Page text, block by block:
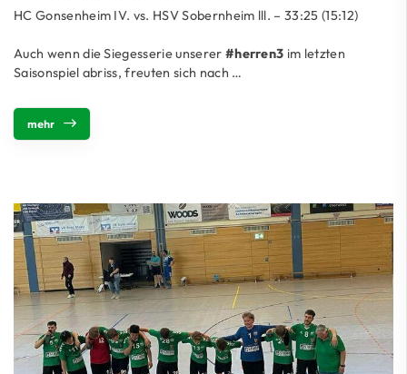
HC Gonsenheim IV. vs. HSV Sobernheim lll. – 33:25 (15:12)
Auch wenn die Siegesserie unserer #herren3 im letzten
Saisonspiel abriss, freuten sich nach …
mehr